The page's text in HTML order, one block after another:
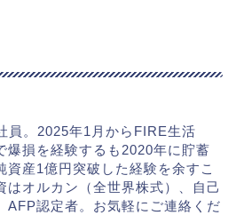
員。2025年1月からFIRE生活
爆損を経験するも2020年に貯蓄
資産1億円突破した経験を余すこ
はオルカン（全世界株式）、自己
AFP認定者。お気軽にご連絡くだ